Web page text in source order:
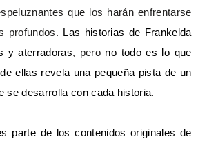
que los harán enfrentarse
profundos.
Las historias de Frankelda
y aterradoras, pero no todo es lo que
ellas revela una pequeña pista de un
se desarrolla con cada historia.
parte de los contenidos originales de